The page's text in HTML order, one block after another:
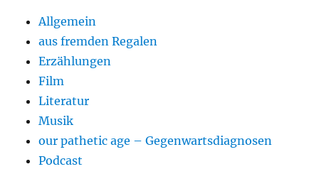
Allgemein
aus fremden Regalen
Erzählungen
Film
Literatur
Musik
our pathetic age – Gegenwartsdiagnosen
Podcast